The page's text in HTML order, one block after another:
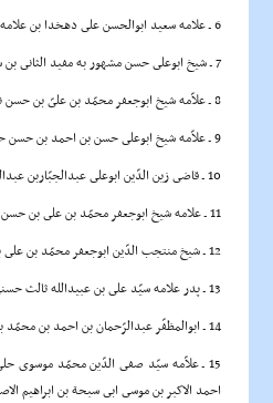
6 ـ علامه سعید ابوالحسن على دهخدا بن علامه نجیب الدین یحیى بن عبدالله بن محمّد بن یحیى راوندى.
7 ـ شیخ ابوعلى حسن مشهور به مفید الثانى بن شیخ الطائفة ابى جعفر محمّد بن حسن طوسى صاحب کتاب
8 ـ علاّمه شیخ ابوجعفر محمّد بن علىّ بن حسن نیسابوری صاحب کتاب
9 ـ علاّمه شیخ ابوعلى حسن بن احمد بن حسن حداد رازى قمى.
10 ـ قاضى زین الدّین ابوعلى عبدالجبّاربن عبدالله بن علىّ بن محمّد بن حسین طوسى رازى.
11 ـ علامه شیخ ابوجعفر محمّد بن على بن حسن حلبى.
12 ـ شیخ منتجب الدّین ابوجعفر محمّد بن على بن حسین مقرّى نیسابورى.
13 ـ پدر علامه سیّد على بن عبیدالله ثالث حسنىّ راوندى.
14 ـ ابوالمظفّر عبدالرّحمان بن احمد بن محمّد بن شیده سکّرى اصفهانى.
15 ـ علاّمه سیّد صفى الدّین محمّد موسوى
احمد الاکبر بن موسى ابى سبحة بن ابراهیم